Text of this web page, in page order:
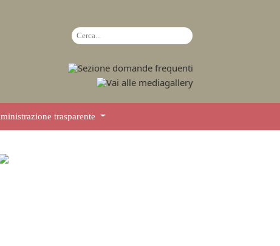
trasparente